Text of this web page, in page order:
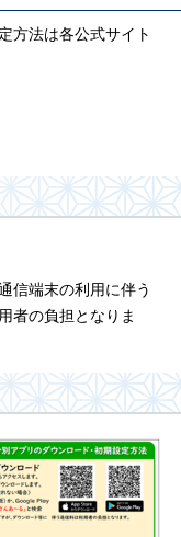
方法は各公式サイト
信端末の利用に伴う
者の負担となりま